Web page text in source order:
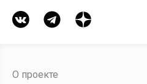
О проекте